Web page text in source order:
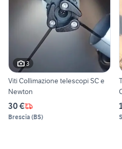
3
Viti Collimazione telescopi SC e
Newton
30 €
Brescia (BS)